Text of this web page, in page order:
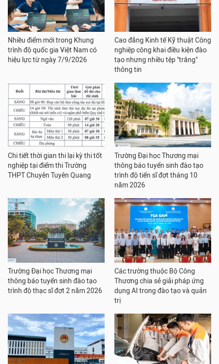
Nhiều điểm mới trong Khung
trình độ quốc gia Việt Nam có
hiệu lực từ ngày 7/9/2026
Cao đẳng Kinh tế Kỹ thuật Công
nghiệp công khai điều kiện đào
tạo nhưng nhiều tệp "trắng"
thông tin
Chi tiết thời gian thi lại kỳ thi tốt
nghiệp tại điểm thi Trường
THPT Chuyên Tuyên Quang
Trường Đại học Thương mại
thông báo tuyển sinh đào tạo
trình độ tiến sĩ đợt tháng 10
năm 2026
Trường Đại học Thương mại
thông báo tuyển sinh đào tạo
trình độ thạc sĩ đợt 2 năm 2026
Các trường thuộc Bộ Công
Thương chia sẻ giải pháp ứng
dụng AI trong đào tạo và quản
trị